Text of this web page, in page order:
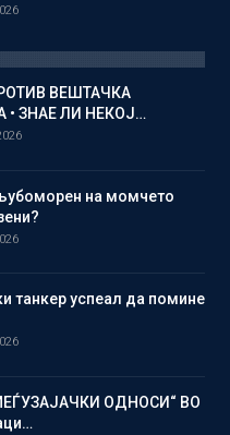
ВЕШТАЧКА
• ЗНАЕ ЛИ НЕКОЈ…
на момчето
танкер успеал да помине
ОДНОСИ“ ВО